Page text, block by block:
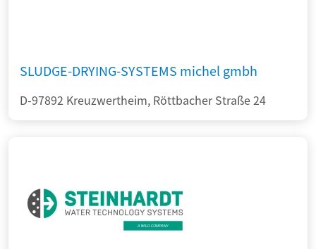
SLUDGE-DRYING-SYSTEMS michel gmbh
D-97892 Kreuzwertheim, Röttbacher Straße 24